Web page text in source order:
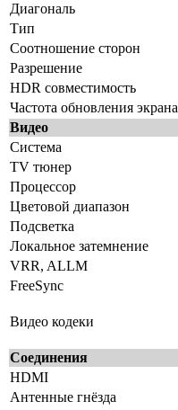
Диагональ
Тип
Соотношение сторон
Разрешение
HDR совместимость
Частота обновления экрана
Видео
Система
TV тюнер
Процессор
Цветовой диапазон
Подсветка
Локальное затемнение
VRR, ALLM
FreeSync
Видео кодеки
Соединения
HDMI
Антенные гнёзда